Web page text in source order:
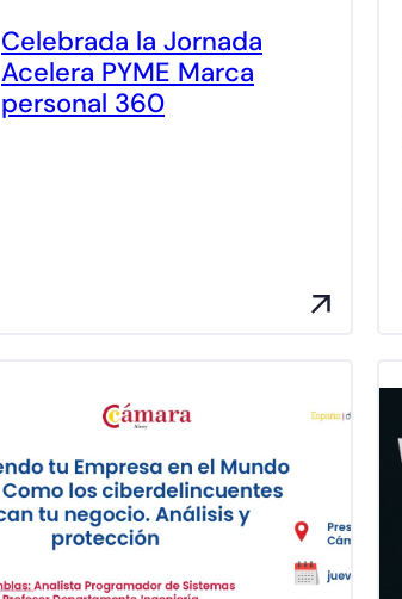
Celebrada la Jornada
Acelera PYME Marca
personal 360